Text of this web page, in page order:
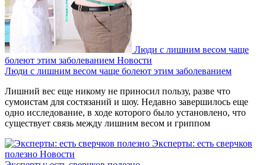
Люди с лишним весом чаще
болеют этим заболеванием Новости
Люди с лишним весом чаще болеют этим заболеванием
Лишний вес еще никому не приносил пользу, разве что
сумоистам для состязаний и шоу. Недавно завершилось еще
одно исследование, в ходе которого было установлено, что
существует связь между лишним весом и гриппом
Эксперты: есть сверчков
полезно Новости